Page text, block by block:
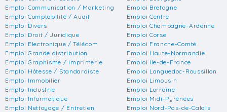
Emploi Communication / Marketing
Emploi Comptabilité / Audit
Emploi Divers
Emploi Droit / Juridique
Emploi Electronique / Télécom
Emploi Grande distribution
Emploi Graphisme / Imprimerie
Emploi Hôtesse / Standardiste
Emploi Immobilier
Emploi Industrie
Emploi Informatique
Emploi Nettoyage / Entretien
Emploi Bretagne
Emploi Centre
Emploi Champagne-Ardenne
Emploi Corse
Emploi Franche-Comté
Emploi Haute-Normandie
Emploi Ile-de-France
Emploi Languedoc-Roussillon
Emploi Limousin
Emploi Lorraine
Emploi Midi-Pyrénées
Emploi Nord-Pas-de-Calais